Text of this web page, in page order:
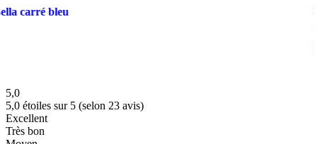
carré bleu
5,0
5,0 étoiles sur 5 (selon 23 avis)
Excellent
Très bon